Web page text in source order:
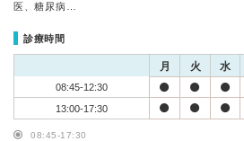
医、糖尿病…
診療時間
月 火 水
08:45-12:30
13:00-17:30
08:45-17:30